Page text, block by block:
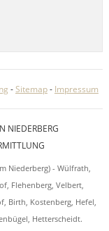
-Sitemap- Impressum
NIEDERBERG
Niederberg) - Wülfrath,
Flehenberg, Velbert,
Birth, Kostenberg, Hefel,
Hetterscheidt.